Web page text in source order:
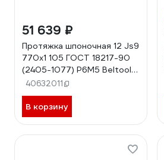
51 639 ₽
Протяжка шпоночная 12 Js9
770x1 105 ГОСТ 18217-90
(2405-1077) Р6М5 Beltools
ri.135.214
40632011
В корзину